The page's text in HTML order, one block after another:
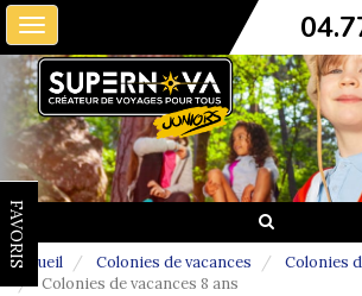
Toggle
navigation
FAVORIS
Accueil Colonies de vacances
Colonies
Colonies de vacances 8 ans